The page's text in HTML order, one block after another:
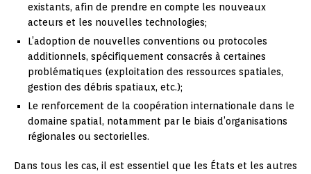
existants, afin de prendre en compte les nouveaux
acteurs et les nouvelles technologies;
L’adoption de nouvelles conventions ou protocoles
additionnels, spécifiquement consacrés à certaines
problématiques (exploitation des ressources spatiales,
gestion des débris spatiaux, etc.);
Le renforcement de la coopération internationale dans le
domaine spatial, notamment par le biais d’organisations
régionales ou sectorielles.
Dans tous les cas, il est essentiel que les États et les autres